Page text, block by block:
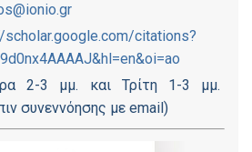
scholar.google.com/citations?
2-3 μμ. και Τρίτη 1-3 μμ.
συνεννόησης με email)